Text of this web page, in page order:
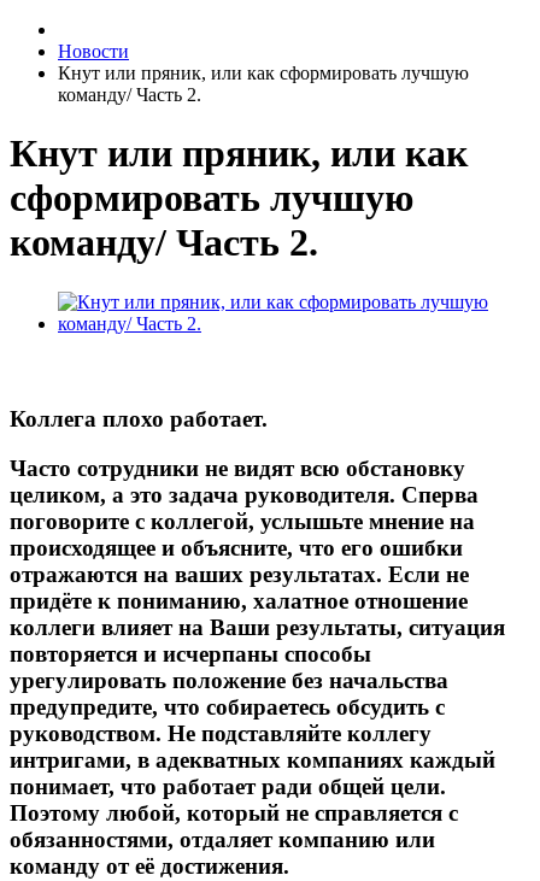
Новости
Кнут или пряник, или как сформировать лучшую
команду/ Часть 2.
Кнут или пряник, или как
сформировать лучшую
команду/ Часть 2.
Коллега плохо работает.
Часто сотрудники не видят всю обстановку
целиком, а это задача руководителя. Сперва
поговорите с коллегой, услышьте мнение на
происходящее и объясните, что его ошибки
отражаются на ваших результатах. Если не
придёте к пониманию, халатное отношение
коллеги влияет на Ваши результаты, ситуация
повторяется и исчерпаны способы
урегулировать положение без начальства
предупредите, что собираетесь обсудить с
руководством. Не подставляйте коллегу
интригами, в адекватных компаниях каждый
понимает, что работает ради общей цели.
Поэтому любой, который не справляется с
обязанностями, отдаляет компанию или
команду от её достижения.